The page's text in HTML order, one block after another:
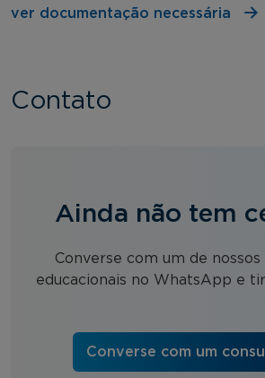
ver documentação necessária
Contato
Ainda não tem
Converse com um de
educacionais no WhatsApp e
Converse com um